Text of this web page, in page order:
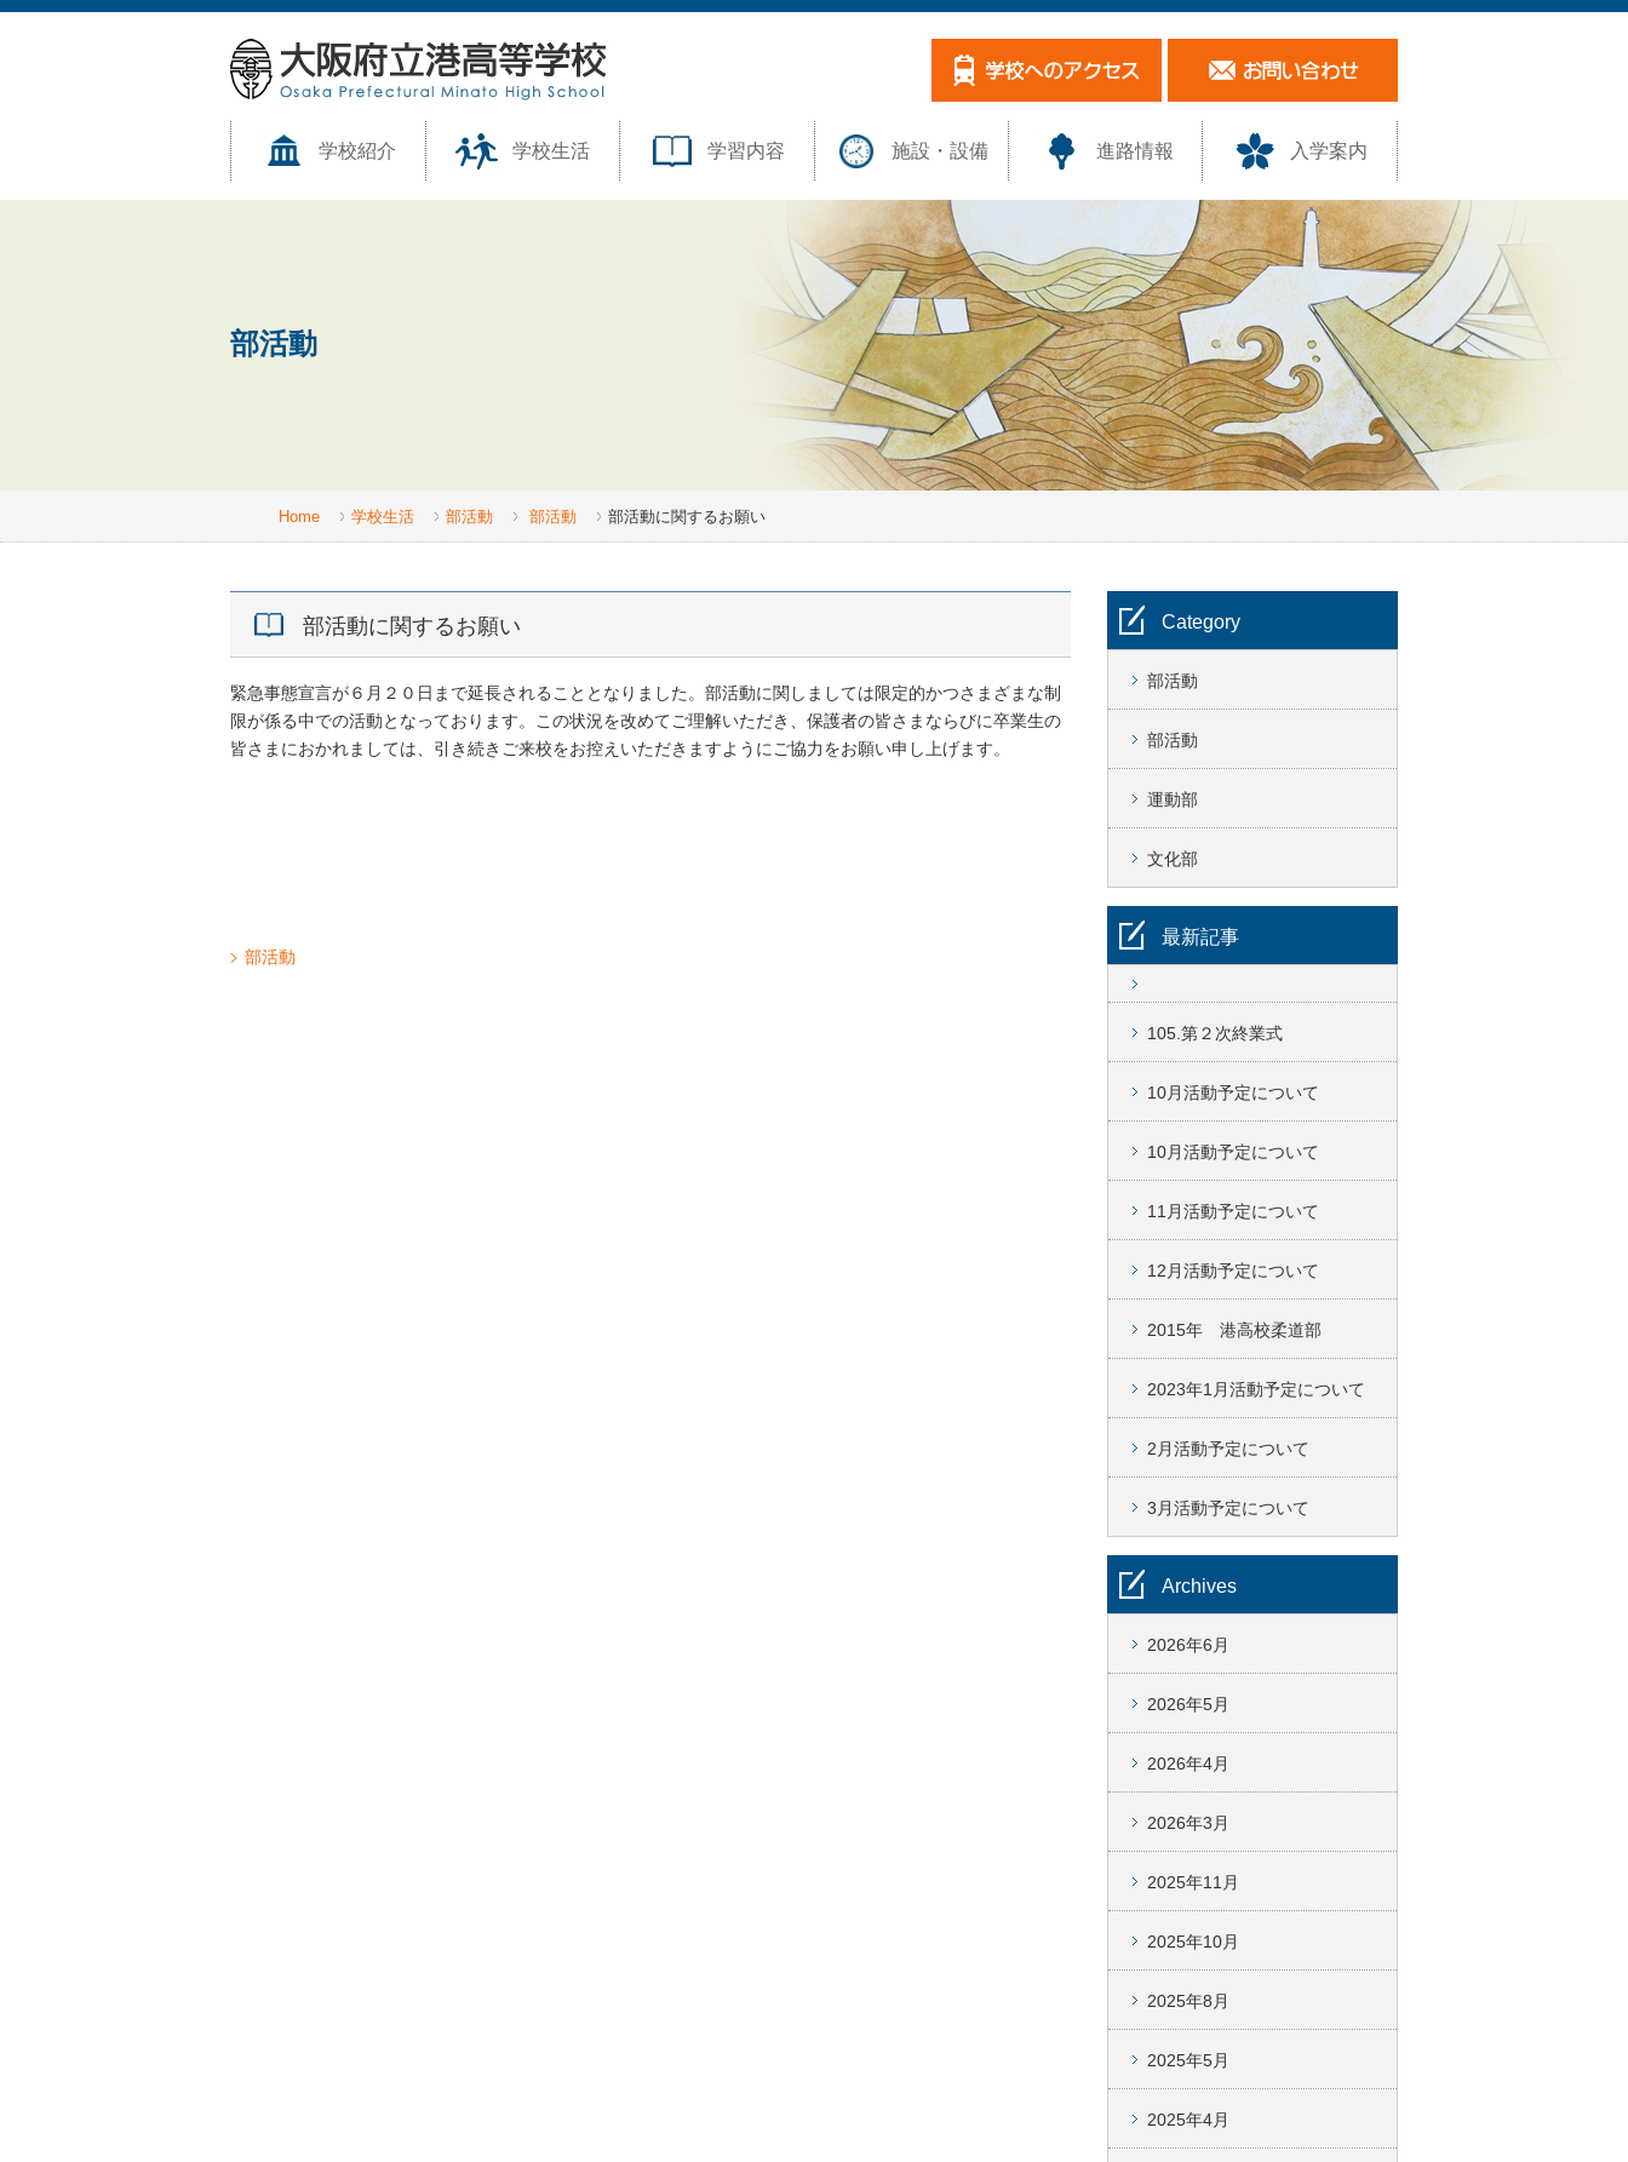
学校紹介 学校生活 学習内容 施設・設備 進路情報 入学案内
部活動
Home 学校生活 部活動 部活動 部活動に関するお願い
部活動に関するお願い
緊急事態宣言が６月２０日まで延長されることとなりました。部活動に関しましては限定的かつさまざまな制
限が係る中での活動となっております。この状況を改めてご理解いただき、保護者の皆さまならびに卒業生の
皆さまにおかれましては、引き続きご来校をお控えいただきますようにご協力をお願い申し上げます。
部活動
Category
部活動
部活動
運動部
文化部
最新記事
105.第２次終業式
10月活動予定について
10月活動予定について
11月活動予定について
12月活動予定について
2015年 港高校柔道部
2023年1月活動予定について
2月活動予定について
3月活動予定について
Archives
2026年6月
2026年5月
2026年4月
2026年3月
2025年11月
2025年10月
2025年8月
2025年5月
2025年4月